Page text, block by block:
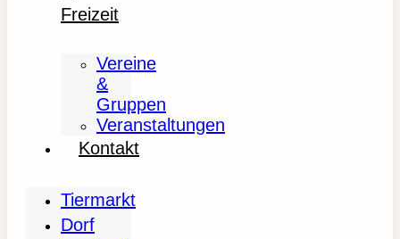
Freizeit
Vereine
&
Gruppen
Veranstaltungen
Kontakt
Tiermarkt
Dorf